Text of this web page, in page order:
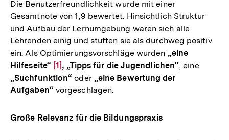
Die Benutzerfreundlichkeit wurde mit einer
Gesamtnote von 1,9 bewertet. Hinsichtlich Struktur
und Aufbau der Lernumgebung waren sich alle
Lehrenden einig und stuften sie als durchweg positiv
ein. Als Optimierungsvorschläge wurden „eine
Hilfeseite“ Zur
Auflösung
der
[1] , „Tipps für die Jugendlichen“, eine
„Suchfunktion“ oder „eine Bewertung der
Aufgaben“ vorgeschlagen.
Große Relevanz für die Bildungspraxis